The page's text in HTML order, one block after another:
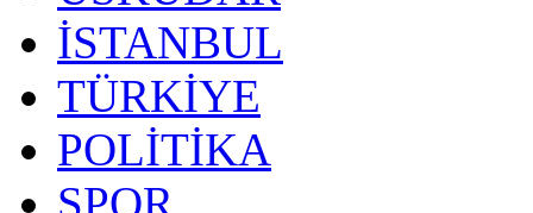
İSTANBUL
TÜRKİYE
POLİTİKA